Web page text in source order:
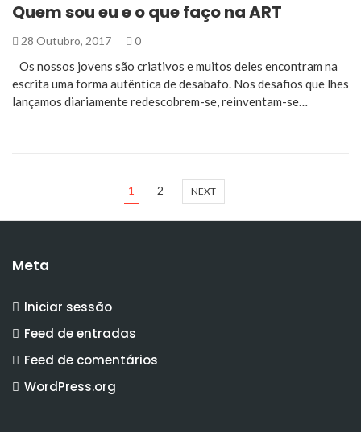
Quem sou eu e o que faço na ART
28 Outubro, 2017 0
Os nossos jovens são criativos e muitos deles encontram na
escrita uma forma autêntica de desabafo. Nos desafios que lhes
lançamos diariamente redescobrem-se, reinventam-se…
1 2 NEXT
Meta
Iniciar sessão
Feed de entradas
Feed de comentários
WordPress.org